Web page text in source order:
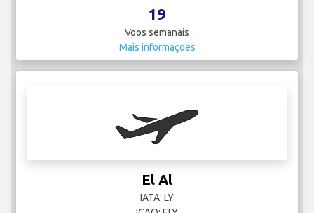
19
Voos semanais
Mais informações
El Al
IATA: LY